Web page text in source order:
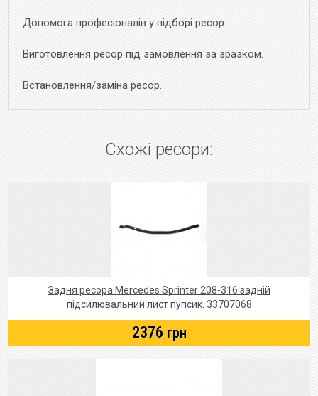
Допомога професіоналів у підборі ресор.
Виготовлення ресор під замовлення за зразком.
Встановлення/заміна ресор.
Схожі ресори:
Задня ресора Mercedes Sprinter 208-316 задній
підсилювальний лист пупсик. 33707068
2376 грн